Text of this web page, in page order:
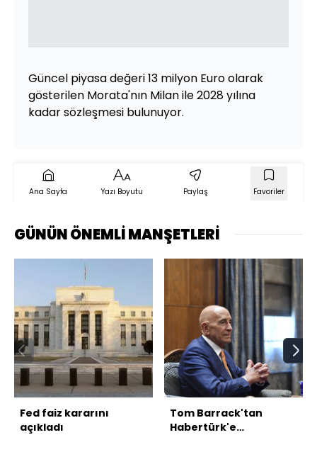
Güncel piyasa değeri 13 milyon Euro olarak
gösterilen Morata'nın Milan ile 2028 yılına
kadar sözleşmesi bulunuyor.
Ana Sayfa Yazı Boyutu Paylaş Favoriler
GÜNÜN ÖNEMLİ MANŞETLERİ
Fed faiz kararını
açıkladı
Tom Barrack'tan
Habertürk'e